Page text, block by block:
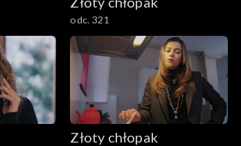
odc. 321
Złoty chłopak